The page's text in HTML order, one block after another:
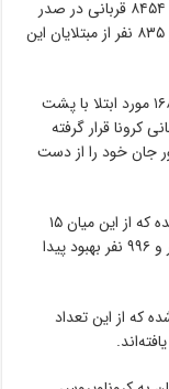
ایالات متحده آمریکا با ۳۱۱ هزار و ۶۳۵ مورد ابتلا و ۸۴۵۴ قربانی در صدر
فهرست مبتلایان جهانی قرار گرفته است. ۱۴ هزار و ۸۳۵ نفر از مبتلایان این
اسپانیا با افزایش شمار مبتلایان و ثبت ۱۲۶ هزار و ۱۶۸ مورد ابتلا با پشت
کرونا قرار گرفته
این کشور جان خود را از دست
ایتالیا نیز ۱۲۴ هزار و ۶۳۲ مورد ابتلا را به ثبت رسانده که از این میان ۱۵
هزار و ۳۶۲ نفر جان خود را از دست داده و ۲۰ هزار و ۹۹۶ نفر بهبود پیدا
۹۶ هزار و ۹۲ نفر اعلام شده که از این تعداد